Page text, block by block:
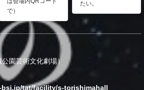
で）
たい。
園芸術文化劇場）
tat/facility/s-torishimahall